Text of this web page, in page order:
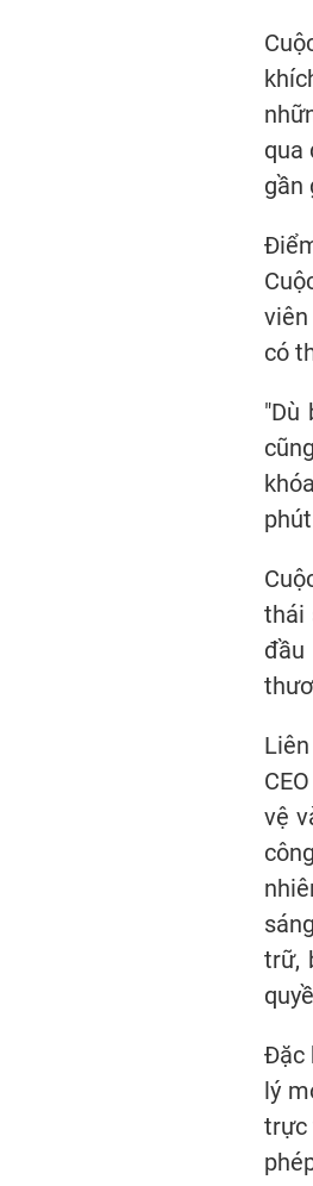
qua
gần
có
"Dù
thái
vệ
trữ,
Đặc
lý
trực